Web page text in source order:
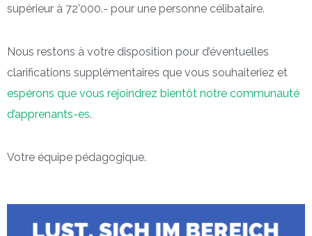
supérieur à 72’000.- pour une personne célibataire.
Nous restons à votre disposition pour d’éventuelles
clarifications supplémentaires que vous souhaiteriez et
espérons que vous rejoindrez bientôt notre communauté
d’apprenants-es.
Votre équipe pédagogique.